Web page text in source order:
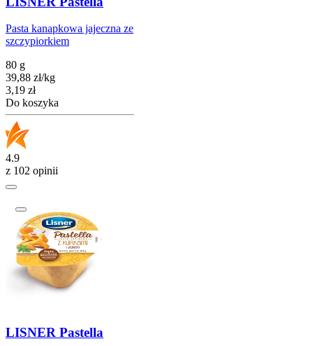
Pasta kanapkowa jajeczna ze
szczypiorkiem
80 g
39,88 zł/kg
Cena
3,19 zł
Do koszyka
4.9
z 102 opinii
LISNER Pastella